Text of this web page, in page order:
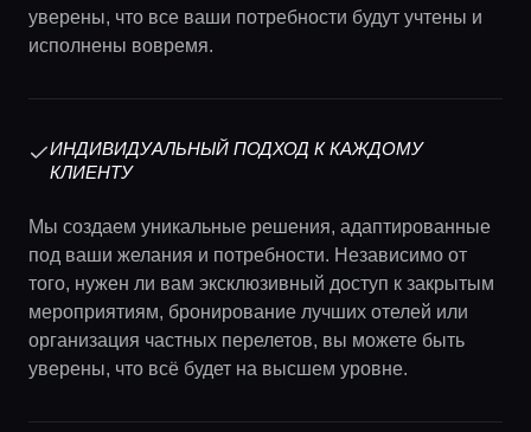
уверены, что все ваши потребности будут учтены и
исполнены вовремя.
ИНДИВИДУАЛЬНЫЙ ПОДХОД К КАЖДОМУ
КЛИЕНТУ
Мы создаем уникальные решения, адаптированные
под ваши желания и потребности. Независимо от
того, нужен ли вам эксклюзивный доступ к закрытым
мероприятиям, бронирование лучших отелей или
организация частных перелетов, вы можете быть
уверены, что всё будет на высшем уровне.